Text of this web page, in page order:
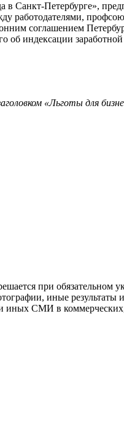
в Санкт-Петербурге»,
работодателями,
соглашением
индексации
«Льготы для
при обязательном
иные результаты
иных СМИ в